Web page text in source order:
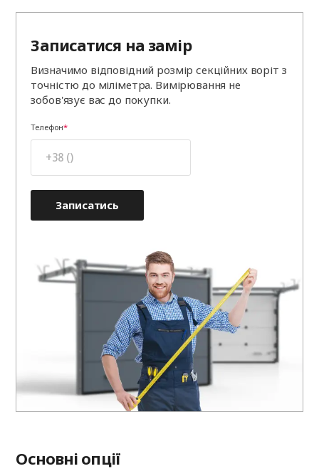
Записатися на замір
Визначимо відповідний розмір секційних воріт з
точністю до міліметра. Вимірювання не
зобов'язує вас до покупки.
Телефон
Записатись
Основні опції